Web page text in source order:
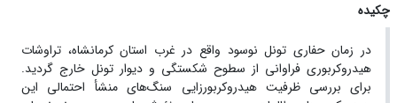
چکیده
در زمان حفاری تونل نوسود واقع در غرب استان کرمانشاه، تراوشات
هیدروکربوری فراوانی از سطوح شکستگی و دیوار تونل خارج گردید.
برای بررسی ظرفیت هیدروکربورزایی سنگ‌های منشأ احتمالی این